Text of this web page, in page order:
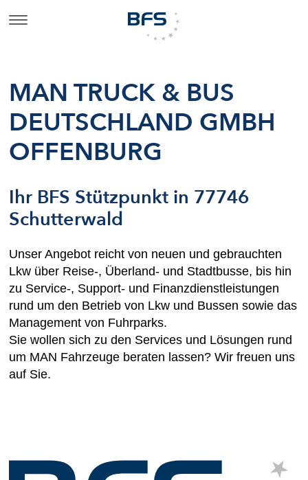
MAN TRUCK & BUS
DEUTSCHLAND GMBH
OFFENBURG
Ihr BFS Stützpunkt in 77746
Schutterwald
Unser Angebot reicht von neuen und gebrauchten
Lkw über Reise-, Überland- und Stadtbusse, bis hin
zu Service-, Support- und Finanzdienstleistungen
rund um den Betrieb von Lkw und Bussen sowie das
Management von Fuhrparks.
Sie wollen sich zu den Services und Lösungen rund
um MAN Fahrzeuge beraten lassen? Wir freuen uns
auf Sie.